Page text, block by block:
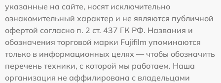
указанные на сайте, носят исключительно
ознакомительный характер и не являются публичной
офертой согласно п. 2 ст. 437 ГК РФ. Названия и
обозначения торговой марки Fujifilm упоминаются
только в информационных целях — чтобы обозначить
перечень техники, с которой мы работаем. Наша
организация не аффилирована с владельцами